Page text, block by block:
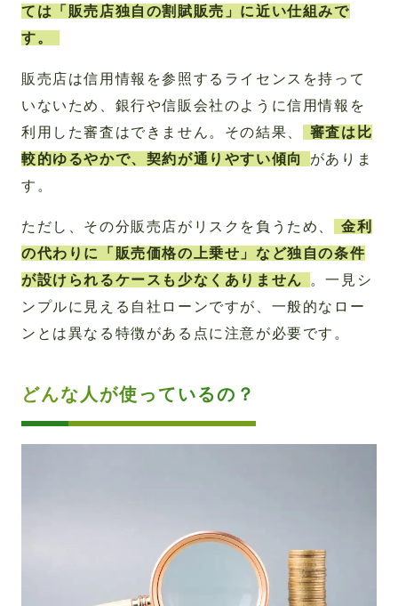
ては「販売店独自の割賦販売」に近い仕組みで
す。
販売店は信用情報を参照するライセンスを持って
いないため、銀行や信販会社のように信用情報を
利用した審査はできません。その結果、
審査は比
較的ゆるやかで、契約が通りやすい傾向
がありま
す。
ただし、その分販売店がリスクを負うため、
金利
の代わりに「販売価格の上乗せ」など独自の条件
が設けられるケースも少なくありません
。一見シ
ンプルに見える自社ローンですが、一般的なロー
ンとは異なる特徴がある点に注意が必要です。
どんな人が使っているの？